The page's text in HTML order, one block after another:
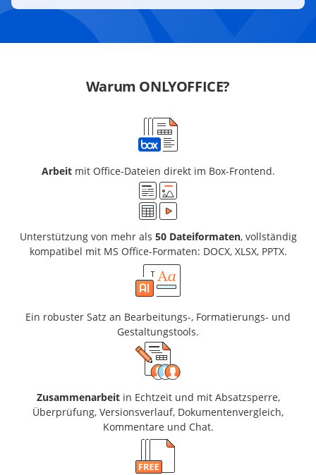
Warum ONLYOFFICE?
Arbeitmit Office-Dateien direkt im Box-Frontend.
Unterstützung von mehr als 50 Dateiformaten, vollständig
kompatibel mit MS Office-Formaten: DOCX, XLSX, PPTX.
Ein robuster Satz an Bearbeitungs-, Formatierungs- und
Gestaltungstools.
Zusammenarbeitin Echtzeit und mit Absatzsperre,
Überprüfung, Versionsverlauf, Dokumentenvergleich,
Kommentare und Chat.